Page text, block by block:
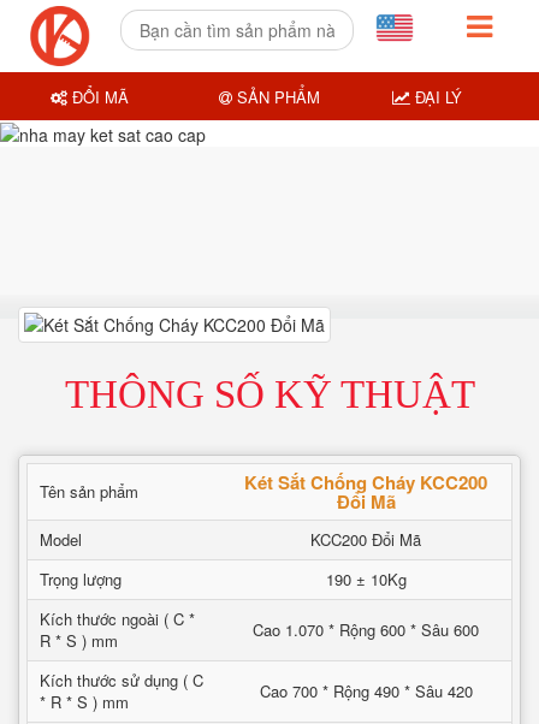
THÔNG SỐ KỸ THUẬT
Tên sản phẩm Két Sắt Chống Cháy KCC200
Đổi Mã
Model
KCC200 Đổi Mã
Trọng lượng
190 ± 10Kg
Kích thước ngoài ( C *
R * S ) mm
Cao 1.070 * Rộng 600 * Sâu 600
Kích thước sử dụng ( C
* R * S ) mm
Cao 700 * Rộng 490 * Sâu 420
ĐỔI MÃ SẢN PHẨM ĐẠI LÝ